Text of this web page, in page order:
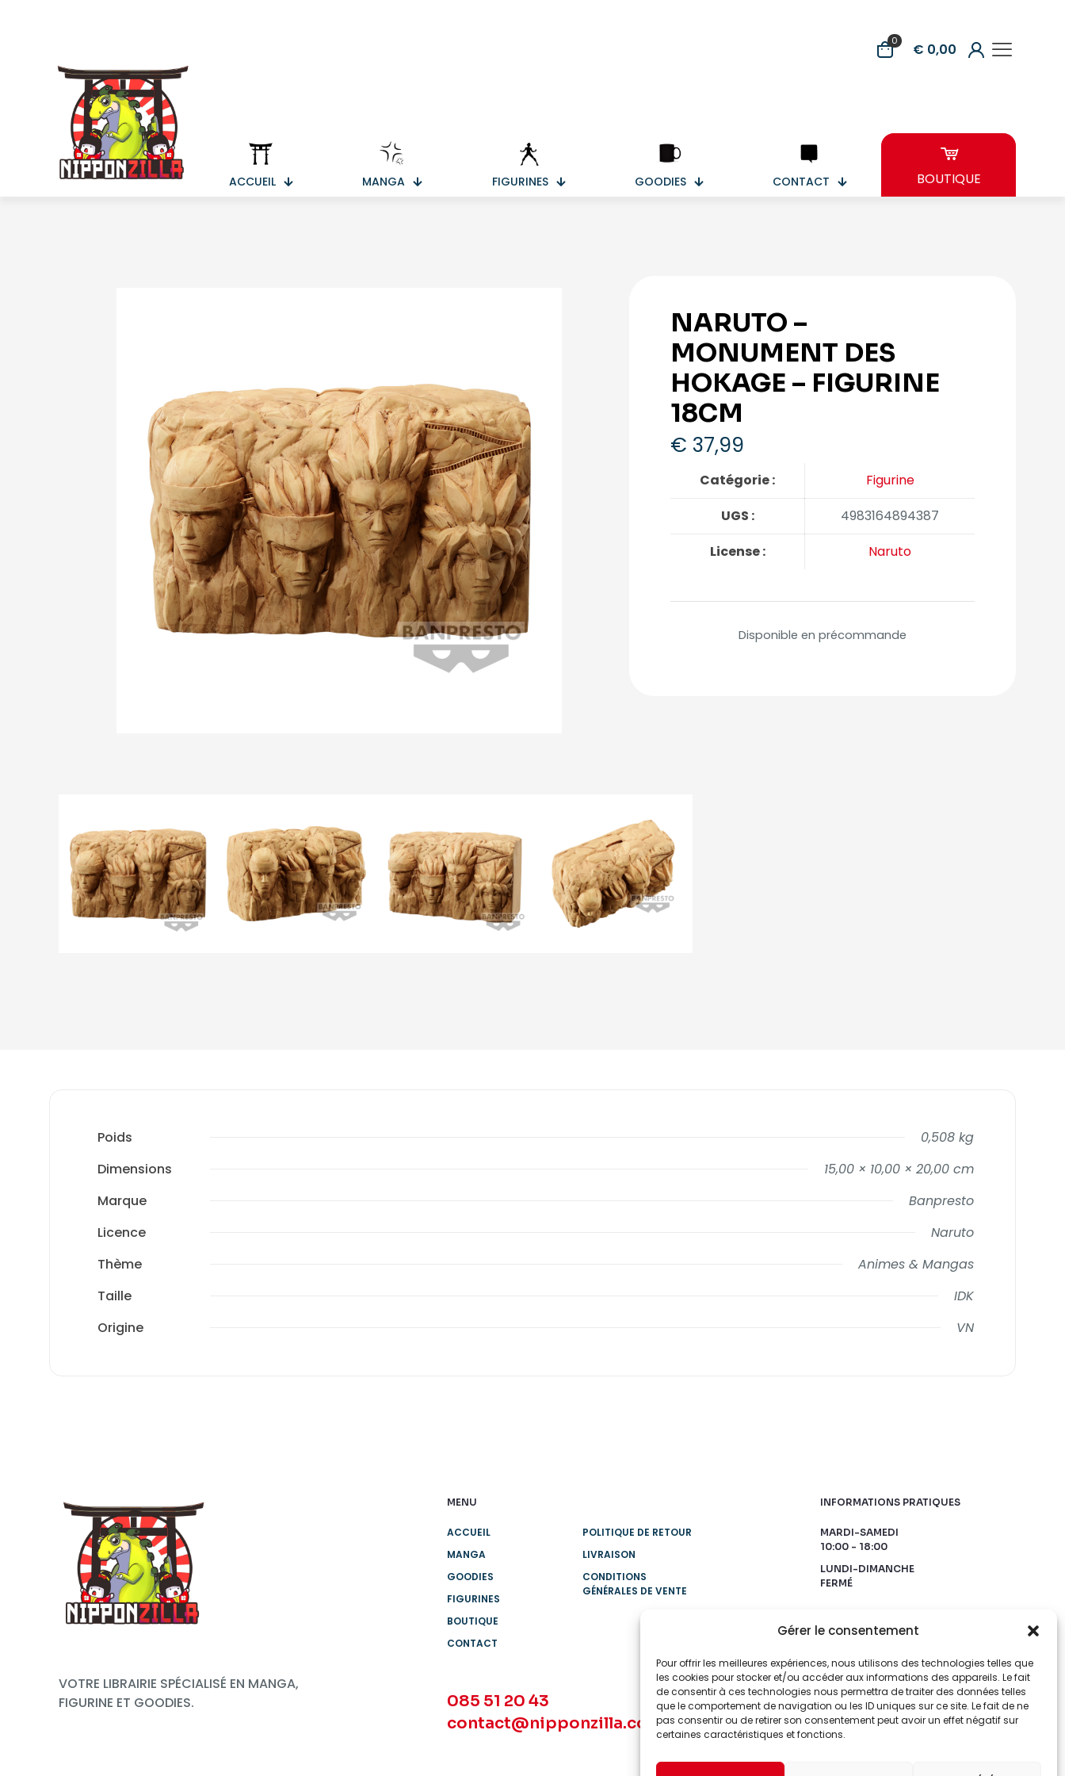
Gérer le consentement
Pour offrir les meilleures expériences, nous utilisons des technologies telles que
les cookies pour stocker et/ou accéder aux informations des appareils. Le fait
de consentir à ces technologies nous permettra de traiter des données telles
que le comportement de navigation ou les ID uniques sur ce site. Le fait de ne
pas consentir ou de retirer son consentement peut avoir un effet négatif sur
certaines caractéristiques et fonctions.
0 € 0,00
ACCUEIL MANGA FIGURINES GOODIES CONTACT BOUTIQUE
NARUTO –
MONUMENT DES
HOKAGE – FIGURINE
18CM
€ 37,99
Catégorie :
Figurine
UGS :
4983164894387
License :
Naruto
Disponible en précommande
Poids
0,508 kg
Dimensions
15,00 × 10,00 × 20,00 cm
Marque
Banpresto
Licence
Naruto
Thème
Animes & Mangas
Taille
IDK
Origine
VN
VOTRE LIBRAIRIE SPÉCIALISÉ EN MANGA,
FIGURINE ET GOODIES.
MENU
ACCUEIL
MANGA
GOODIES
FIGURINES
BOUTIQUE
CONTACT
POLITIQUE DE RETOUR
LIVRAISON
CONDITIONS
GÉNÉRALES DE VENTE
085 51 20 43
contact@nipponzilla.com
INFORMATIONS PRATIQUES
MARDI-SAMEDI
10:00 - 18:00
LUNDI-DIMANCHE
FERMÉ